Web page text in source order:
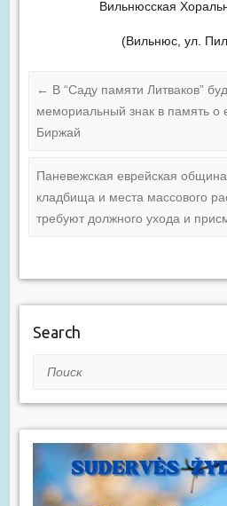
Вильнюсская
(Вильнюс, ул.
← В “Саду памяти Литваков”
мемориальный знак в память о
Биржай
Паневежская еврейская
кладбища и места массового
требуют должного ухода и
Search
Поиск